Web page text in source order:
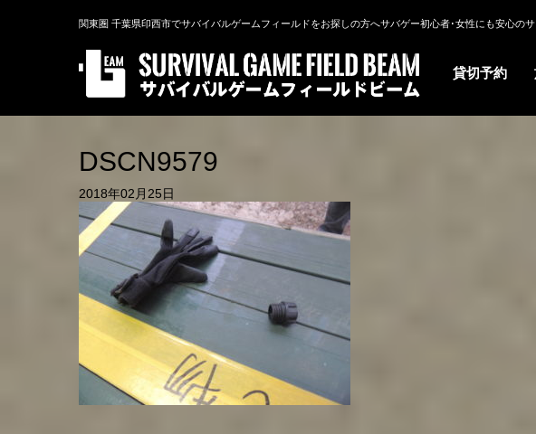
関東圏 千葉県印西市でサバイバルゲームフィールドをお探しの方へサバゲー初心者･女性にも安心の
貸切予約
DSCN9579
2018年02月25日